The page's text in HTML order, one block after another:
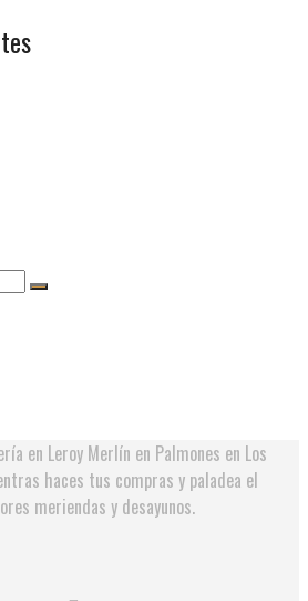
en Leroy Merlín en Palmones en Los
haces tus compras y paladea el
meriendas y desayunos.